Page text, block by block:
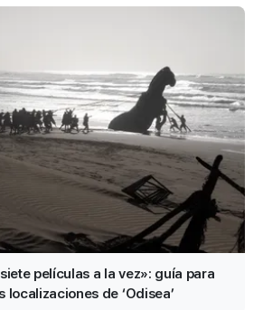
películas a la vez»: guía para
localizaciones de ‘Odisea’